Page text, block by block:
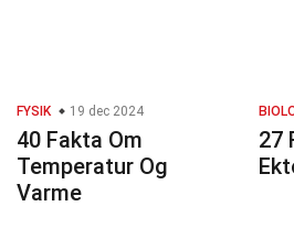
FYSIK 19 dec 2024
40 Fakta Om
Temperatur Og
Varme
27